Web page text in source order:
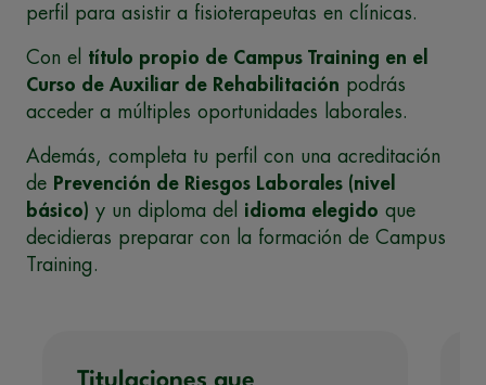
perfil para asistir a fisioterapeutas en clínicas.
Con el título propio de Campus Training en el
Curso de Auxiliar de Rehabilitación podrás
acceder a múltiples oportunidades laborales.
Además, completa tu perfil con una acreditación
de Prevención de Riesgos Laborales (nivel
básico) y un diploma del idioma elegido que
decidieras preparar con la formación de Campus
Training.